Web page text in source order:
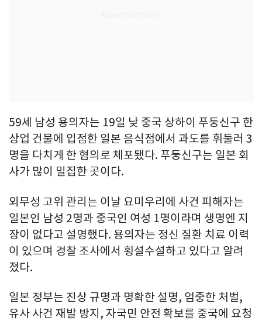
59세 남성 용의자는 19일 낮 중국 상하이 푸둥신구 한
상업 건물에 입점한 일본 음식점에서 과도를 휘둘러 3
명을 다치게 한 혐의로 체포됐다. 푸둥신구는 일본 회
사가 많이 밀집한 곳이다.
외무성 고위 관리는 이날 요미우리에 사건 피해자는
일본인 남성 2명과 중국인 여성 1명이라며 생명엔 지
장이 없다고 설명했다. 용의자는 정신 질환 치료 이력
이 있으며 경찰 조사에서 횡설수설하고 있다고 알려
졌다.
일본 정부는 진상 규명과 명확한 설명, 엄중한 처벌,
유사 사건 재발 방지, 자국민 안전 확보를 중국에 요청